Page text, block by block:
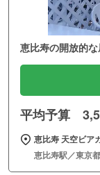
恵比寿の開放的
平均予算
恵比寿 天空ビア
恵比寿駅／東京都